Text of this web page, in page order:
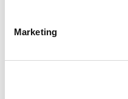
Marketing